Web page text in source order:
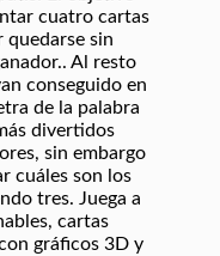
cuatro cartas
quedarse sin
Al resto
conseguido en
de la palabra
divertidos
sin embargo
cuáles son los
tres. Juega a
cartas
gráficos 3D y